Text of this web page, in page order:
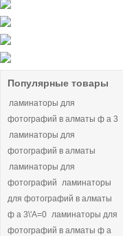
Популярные товары
ламинаторы для
фотографий в алматы ф а 3
ламинаторы для
фотографий в алматы
ламинаторы для
фотографий ламинаторы
для фотографий в алматы
ф а 3\'A=0 ламинаторы для
фотографий в алматы ф а